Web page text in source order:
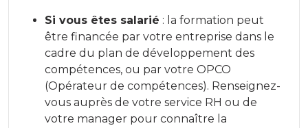
Si vous êtes salarié : la formation peut
être financée par votre entreprise dans le
cadre du plan de développement des
compétences, ou par votre OPCO
(Opérateur de compétences). Renseignez-
vous auprès de votre service RH ou de
votre manager pour connaître la